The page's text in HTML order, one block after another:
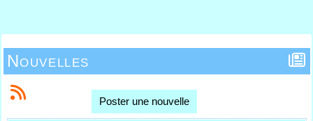
Nouvelles
Poster une nouvelle